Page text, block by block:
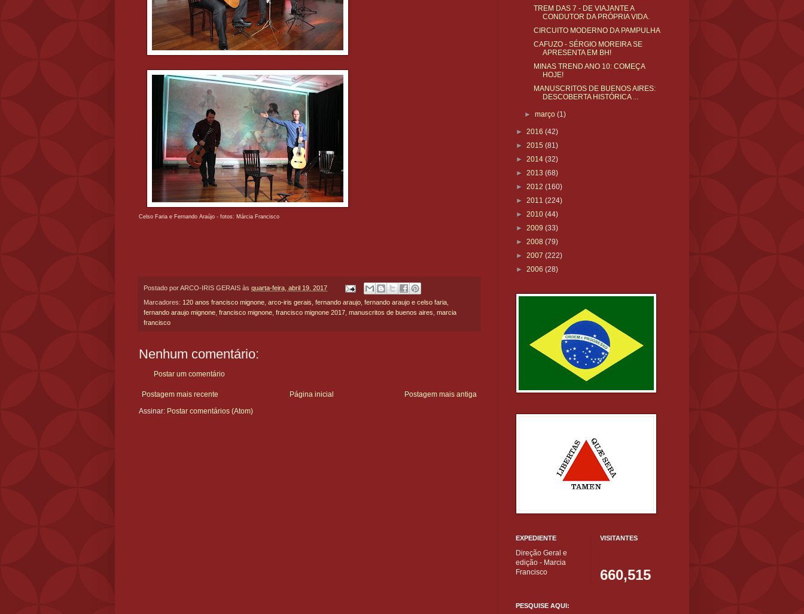
Celso Faria e Fernando Araújo - fotos: Márcia Francisco
Postado porARCO-IRIS GERAIS às quarta-feira, abril 19, 2017
Marcadores: 120 anos francisco mignone, arco-iris gerais, fernando araujo, fernando araujo e celso faria,
fernando araujo mignone, francisco mignone, francisco mignone 2017, manuscritos de buenos aires, marcia
francisco
Nenhum comentário:
Postar um comentário
Postagem mais recente Postagem mais antiga
Página inicial
Assinar: Postar comentários (Atom)
TREM DAS 7 - DE VIAJANTE A
CONDUTOR DA PRÓPRIA VIDA.
CIRCUITO MODERNO DA PAMPULHA
CAFUZO - SÉRGIO MOREIRA SE
APRESENTA EM BH!
MINAS TREND ANO 10: COMEÇA
HOJE!
MANUSCRITOS DE BUENOS AIRES:
DESCOBERTA HISTÓRICA ...
►março(1)
► 2016 (42)
► 2015 (81)
► 2014 (32)
► 2013 (68)
► 2012 (160)
► 2011 (224)
► 2010 (44)
► 2009 (33)
► 2008 (79)
► 2007 (222)
► 2006 (28)
EXPEDIENTE
Direção Geral e
edição - Marcia
Francisco
VISITANTES
660,515
PESQUISE AQUI: